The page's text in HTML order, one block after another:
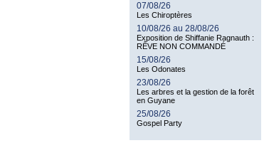
07/08/26
Les Chiroptères
10/08/26 au 28/08/26
Exposition de Shiffanie Ragnauth :
RÊVE NON COMMANDÉ
15/08/26
Les Odonates
23/08/26
Les arbres et la gestion de la forêt
en Guyane
25/08/26
Gospel Party